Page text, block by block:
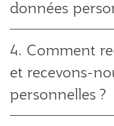
données
4. Comment
et recevons-
personnelles ?